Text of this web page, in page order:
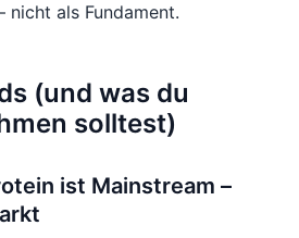
nicht als Fundament.
(und was du
solltest)
ist Mainstream –